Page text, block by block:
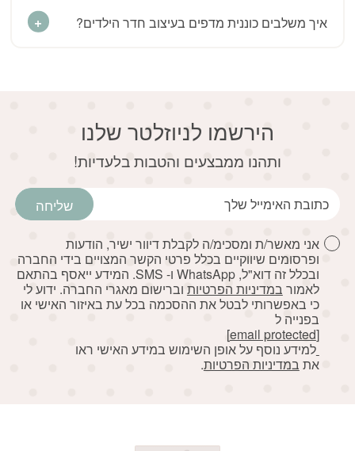
איך משלבים כוננית מדפים בעיצוב חדר הילדים?
הירשמו לניוזלטר שלנו
ותהנו ממבצעים והטבות בלעדיות!
דוא׳׳ל
שליחה
אני מאשר/ת ומסכימ/ה לקבלת דיוור ישיר, הודעות
ופרסומים שיווקיים בכלל פרטי הקשר המצויים בידי החברה
ובכלל זה דוא"ל, WhatsApp ו- SMS. המידע ייאסף בהתאם
לאמור במדיניות הפרטיות וברישום מאגרי החברה. ידוע לי
כי באפשרותי לבטל את ההסכמה בכל עת באיזור האישי או
בפנייה ל
[email protected]
למידע נוסף על אופן השימוש במידע האישי ראו
את במדיניות הפרטיות.